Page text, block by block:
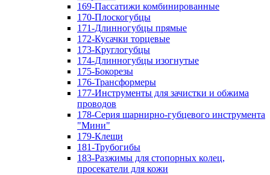
169-Пассатижи комбинированные
170-Плоскогубцы
171-Длинногубцы прямые
172-Кусачки торцевые
173-Круглогубцы
174-Длинногубцы изогнутые
175-Бокорезы
176-Трансформеры
177-Инструменты для зачистки и обжима
проводов
178-Серия шарнирно-губцевого инструмента
"Мини"
179-Клещи
181-Трубогибы
183-Разжимы для стопорных колец,
просекатели для кожи